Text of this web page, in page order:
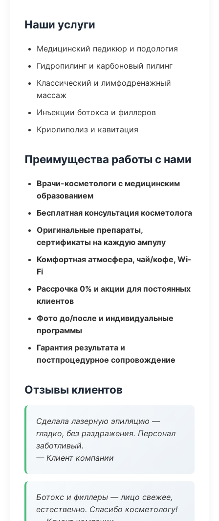
Наши услуги
Медицинский педикюр и подология
Гидропилинг и карбоновый пилинг
Классический и лимфодренажный
массаж
Инъекции ботокса и филлеров
Криолиполиз и кавитация
Преимущества работы с нами
Врачи-косметологи с медицинским
образованием
Бесплатная консультация косметолога
Оригинальные препараты,
сертификаты на каждую ампулу
Комфортная атмосфера, чай/кофе, Wi-
Fi
Рассрочка 0% и акции для постоянных
клиентов
Фото до/после и индивидуальные
программы
Гарантия результата и
постпроцедурное сопровождение
Отзывы клиентов
Сделала лазерную эпиляцию —
гладко, без раздражения. Персонал
заботливый.
— Клиент компании
Ботокс и филлеры — лицо свежее,
естественно. Спасибо косметологу!